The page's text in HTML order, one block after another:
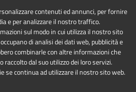
0122.854720
contenuti ed annunci, per fornire
e per analizzare il nostro traffico.
sul modo in cui utilizza il nostro sito
di analisi dei dati web, pubblicità e
combinarle con altre informazioni che
raccolto dal suo utilizzo dei loro servizi.
se continua ad utilizzare il nostro sito web.